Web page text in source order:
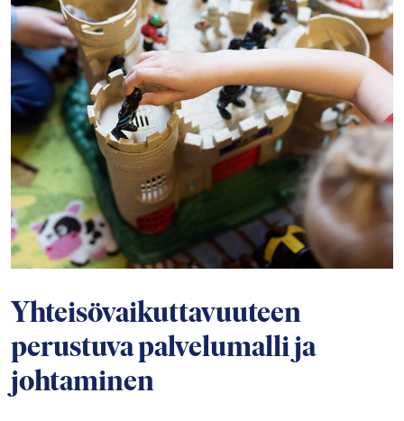
Yhteisövaikuttavuuteen
perustuva palvelumalli ja
johtaminen